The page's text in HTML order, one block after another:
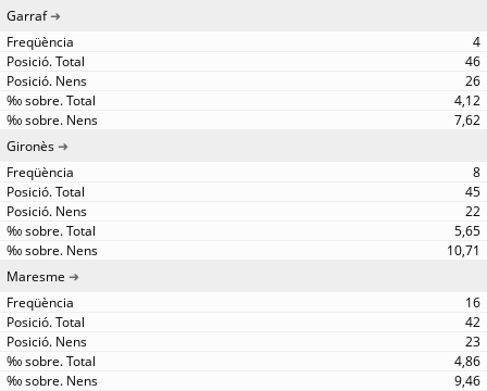
Garraf
4
46
26
4,12
7,62
Gironès
8
45
22
5,65
10,71
Maresme
16
42
23
4,86
9,46